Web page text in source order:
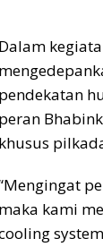
Dalam
pendekatan
peran
khusus
maka kami